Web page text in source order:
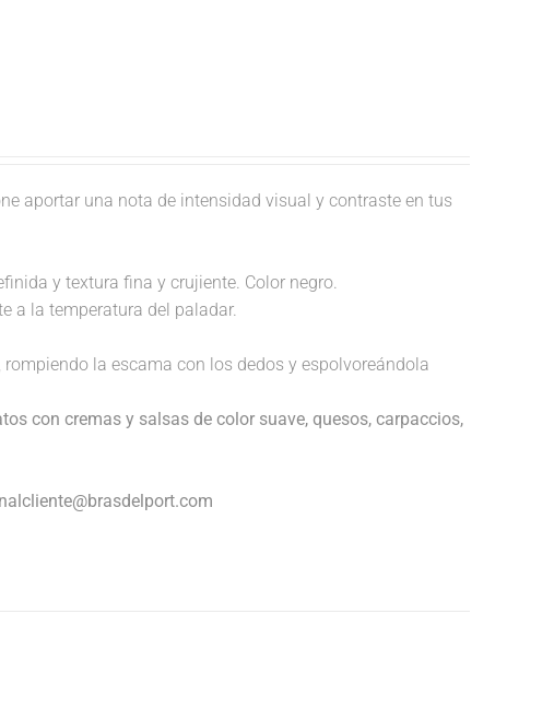
aportar una nota de intensidad visual y contraste en tus
y textura fina y crujiente. Color negro.
a la temperatura del paladar.
la escama con los dedos y espolvoreándola
con cremas y salsas de color suave, quesos, carpaccios,